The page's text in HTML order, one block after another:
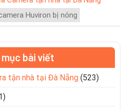
Huviron bị nóng
mục bài viết
tận nhà tại Đà Nẵng (523)